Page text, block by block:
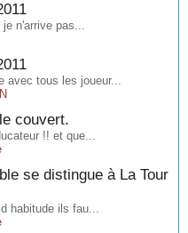
n'arrive pas...
avec tous les joueur...
couvert.
!! et que...
se distingue à La Tour
habitude ils fau...